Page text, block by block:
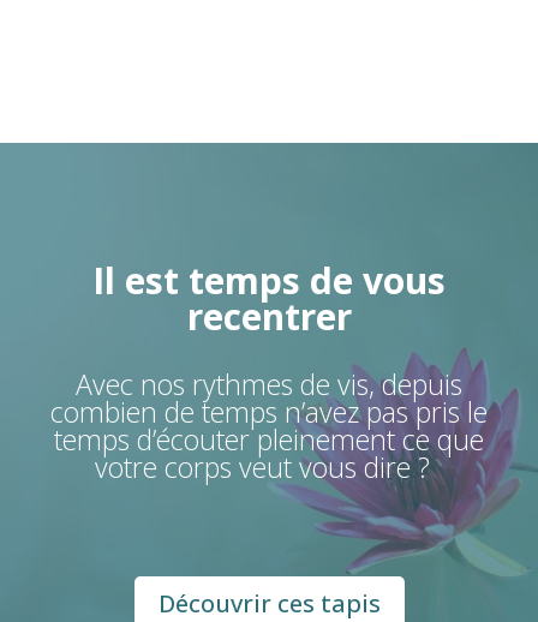
Il est temps de vous
recentrer
Avec nos rythmes de vis, depuis
combien de temps n’avez pas pris le
temps d’écouter pleinement ce que
votre corps veut vous dire ?
Découvrir ces tapis